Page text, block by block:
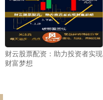
财云股票配资：助力投资者实现
财富梦想